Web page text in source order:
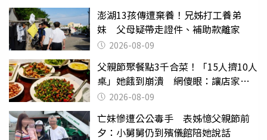
澎湖13孩傳遭棄養！兄姊打工養弟
妹 父母疑帶走證件、補助款離家
2026-08-09
父親節聚餐點3千合菜！「15人擠10人
桌」她餓到崩潰 網傻眼：讓店家看
笑話2026-08-09
亡妹慘遭公公毒手 表姊憶父親節前
夕：小舅舅仍到殯儀館陪她說話